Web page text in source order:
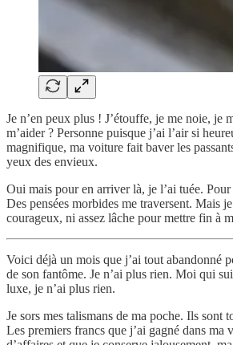
Je n’en peux plus ! J’étouffe, je me noie, je
m’aider ? Personne puisque j’ai l’air si
magnifique, ma voiture fait baver les
yeux des envieux.
Oui mais pour en arriver là, je l’ai tuée.
Des pensées morbides me traversent. Mais
courageux, ni assez lâche pour mettre fin à
Voici déjà un mois que j’ai tout abandonné
de son fantôme. Je n’ai plus rien. Moi qui
luxe, je n’ai plus rien.
Je sors mes talismans de ma poche. Ils sont
Les premiers francs que j’ai gagné dans ma